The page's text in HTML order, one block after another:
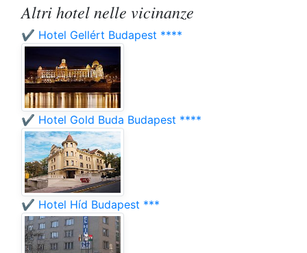
Altri hotel nelle vicinanze
✔️ Hotel Gellért Budapest ****
✔️ Hotel Gold Buda Budapest ****
✔️ Hotel Híd Budapest ***